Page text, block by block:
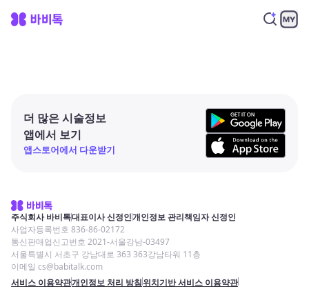
더 많은 시술정보
앱에서 보기
앱스토어에서 다운받기
주식회사 바비톡대표이사 신정인개인정보 관리책임자 신정인
사업자등록번호 836-86-02172
통신판매업신고번호 2021-서울강남-03497
서울특별시 서초구 강남대로 363 363강남타워 11층
이메일 cs@babitalk.com
서비스 이용약관개인정보 처리 방침위치기반 서비스 이용약관